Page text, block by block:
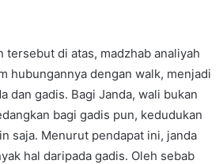
tersebut di atas, madzhab analiyah
hubungannya dengan walk, menjadi
dan gadis. Bagi Janda, wali bukan
bagi gadis pun, kedudukan
saja. Menurut pendapat ini, janda
hal daripada gadis. Oleh sebab